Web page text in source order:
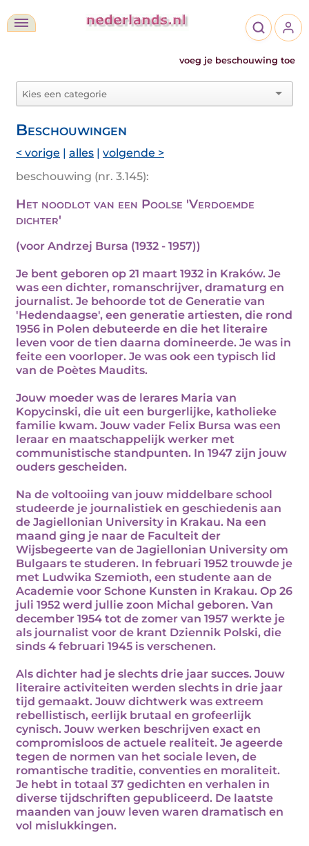
voeg je beschouwing toe
Beschouwingen
< vorige | alles | volgende >
beschouwing (nr. 3.145):
Het noodlot van een Poolse 'Verdoemde
dichter'
(voor Andrzej Bursa (1932 - 1957))
Je bent geboren op 21 maart 1932 in Kraków. Je
was een dichter, romanschrijver, dramaturg en
journalist. Je behoorde tot de Generatie van
'Hedendaagse', een generatie artiesten, die rond
1956 in Polen debuteerde en die het literaire
leven voor de tien daarna domineerde. Je was in
feite een voorloper. Je was ook een typisch lid
van de Poètes Maudits.
Jouw moeder was de lerares Maria van
Kopycinski, die uit een burgerlijke, katholieke
familie kwam. Jouw vader Felix Bursa was een
leraar en maatschappelijk werker met
communistische standpunten. In 1947 zijn jouw
ouders gescheiden.
Na de voltooiing van jouw middelbare school
studeerde je journalistiek en geschiedenis aan
de Jagiellonian University in Krakau. Na een
maand ging je naar de Faculteit der
Wijsbegeerte van de Jagiellonian University om
Bulgaars te studeren. In februari 1952 trouwde je
met Ludwika Szemioth, een studente aan de
Academie voor Schone Kunsten in Krakau. Op 26
juli 1952 werd jullie zoon Michal geboren. Van
december 1954 tot de zomer van 1957 werkte je
als journalist voor de krant Dziennik Polski, die
sinds 4 februari 1945 is verschenen.
Als dichter had je slechts drie jaar succes. Jouw
literaire activiteiten werden slechts in drie jaar
tijd gemaakt. Jouw dichtwerk was extreem
rebellistisch, eerlijk brutaal en grofeerlijk
cynisch. Jouw werken beschrijven exact en
compromisloos de actuele realiteit. Je ageerde
tegen de normen van het sociale leven, de
romantische traditie, conventies en moraliteit.
Je hebt in totaal 37 gedichten en verhalen in
diverse tijdschriften gepubliceerd. De laatste
maanden van jouw leven waren dramatisch en
vol mislukkingen.